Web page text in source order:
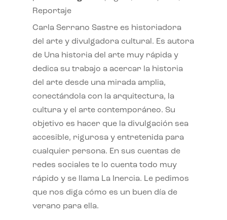
Reportaje
Carla Serrano Sastre es historiadora
del arte y divulgadora cultural. Es autora
de Una historia del arte muy rápida y
dedica su trabajo a acercar la historia
del arte desde una mirada amplia,
conectándola con la arquitectura, la
cultura y el arte contemporáneo. Su
objetivo es hacer que la divulgación sea
accesible, rigurosa y entretenida para
cualquier persona. En sus cuentas de
redes sociales te lo cuenta todo muy
rápido y se llama La Inercia. Le pedimos
que nos diga cómo es un buen día de
verano para ella.